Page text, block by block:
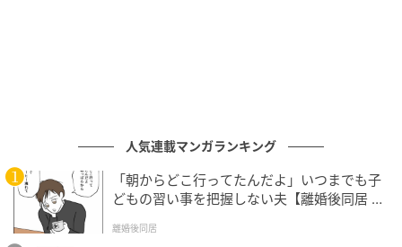
美白はもちろん、美肌に整えてくれる第一人者、ビタ
ミンCを全顔に浴びられる
人気連載マンガランキング
「朝からどこ行ってたんだよ」いつまでも子
どもの習い事を把握しない夫【離婚後同居 Vo
離婚後同居